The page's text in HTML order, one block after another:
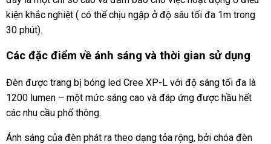
kiện khắc nghiệt ( có thể chịu ngập ở độ sâu tối đa 1m trong
30 phút).
Các đặc điểm về ánh sáng và thời gian sử dụng
Đèn được trang bị bóng led Cree XP-L với độ sáng tối đa là
1200 lumen – một mức sáng cao và đáp ứng được hầu hết
các nhu cầu phổ thông.
Ánh sáng của đèn phát ra theo dạng tỏa rộng, bởi chóa đèn